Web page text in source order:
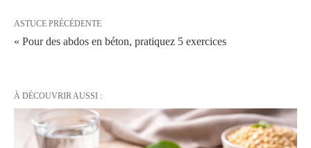
ASTUCE PRÉCÉDENTE
« Pour des abdos en béton, pratiquez 5 exercices
À DÉCOUVRIR AUSSI :